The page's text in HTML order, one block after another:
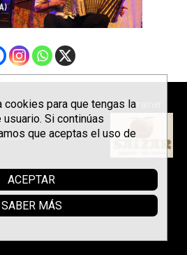
618
Parrainer
para que tengas la
Si continúas
que aceptas el uso de
ACEPTAR
SABER MÁS